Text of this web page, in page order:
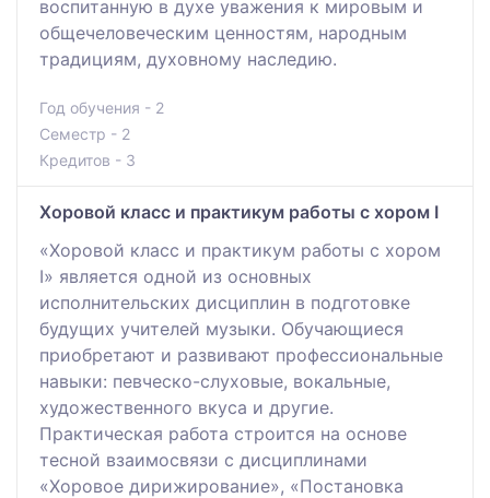
воспитанную в духе уважения к мировым и
общечеловеческим ценностям, народным
традициям, духовному наследию.
Год обучения - 2
Семестр - 2
Кредитов - 3
Хоровой класс и практикум работы с хором I
«Хоровой класс и практикум работы с хором
І» является одной из основных
исполнительских дисциплин в подготовке
будущих учителей музыки. Обучающиеся
приобретают и развивают профессиональные
навыки: певческо-слуховые, вокальные,
художественного вкуса и другие.
Практическая работа строится на основе
тесной взаимосвязи с дисциплинами
«Хоровое дирижирование», «Постановка